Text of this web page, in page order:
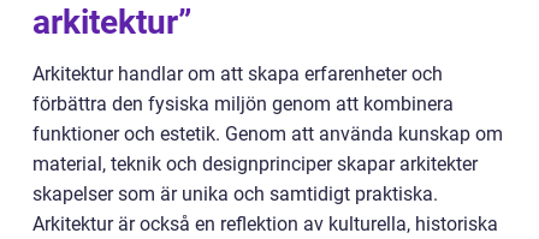
arkitektur”
Arkitektur handlar om att skapa erfarenheter och
förbättra den fysiska miljön genom att kombinera
funktioner och estetik. Genom att använda kunskap om
material, teknik och designprinciper skapar arkitekter
skapelser som är unika och samtidigt praktiska.
Arkitektur är också en reflektion av kulturella, historiska